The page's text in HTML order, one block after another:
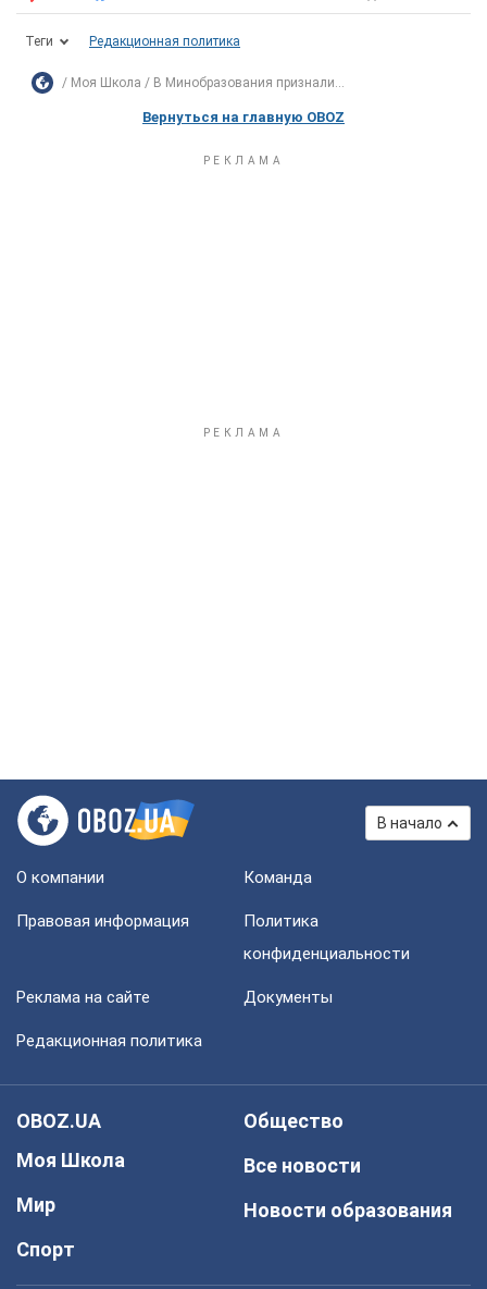
Теги Редакционная политика
Моя Школа В Минобразования признали...
Вернуться на главную OBOZ
В начало
О компании Команда
Правовая информация
Политика
конфиденциальности
Реклама на сайте Документы
Редакционная политика
OBOZ.UA
Моя Школа
Мир
Спорт
Общество
Все новости
Новости образования